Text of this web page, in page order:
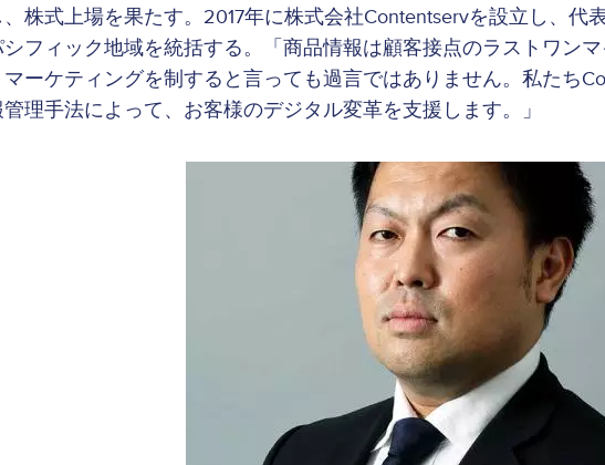
株式上場を果たす。2017年に株式会社Contentservを設立し、代
フィック地域を統括する。
「商品情報は顧客接点のラストワン
ーケティングを制すると言っても過言ではありません。私たち
理手法によって、お客様のデジタル変革を支援します。」